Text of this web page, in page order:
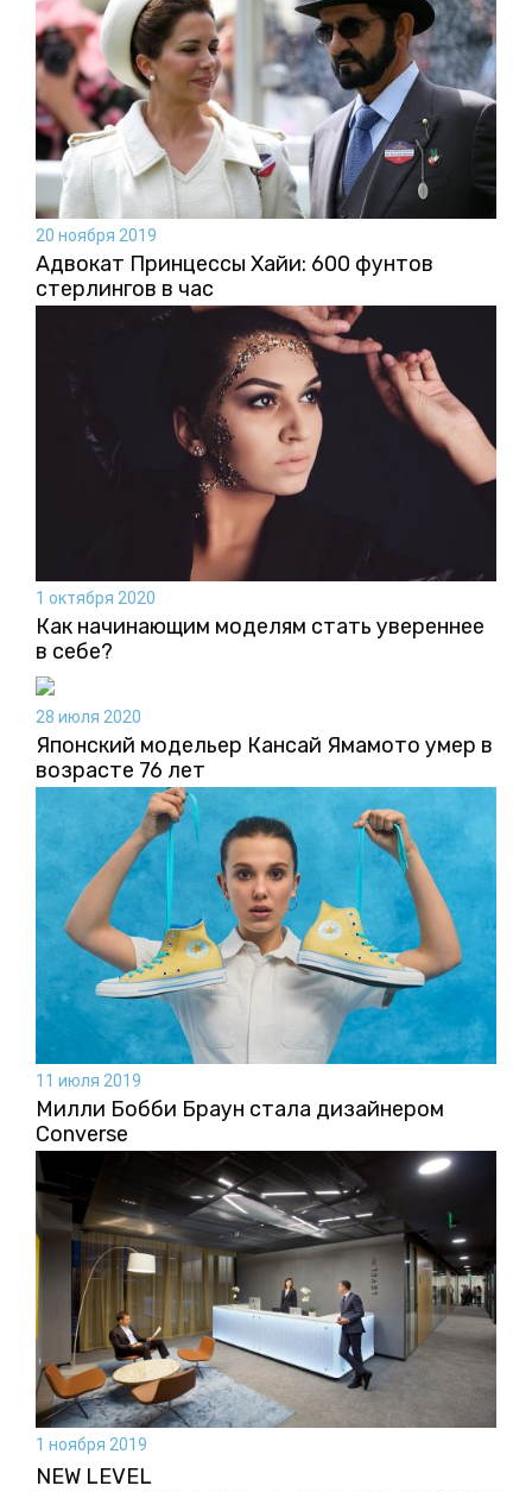
20 ноября 2019
Адвокат Принцессы Хайи: 600 фунтов
стерлингов в час
1 октября 2020
Как начинающим моделям стать увереннее
в себе?
28 июля 2020
Японский модельер Кансай Ямамото умер в
возрасте 76 лет
11 июля 2019
Милли Бобби Браун стала дизайнером
Converse
1 ноября 2019
NEW LEVEL